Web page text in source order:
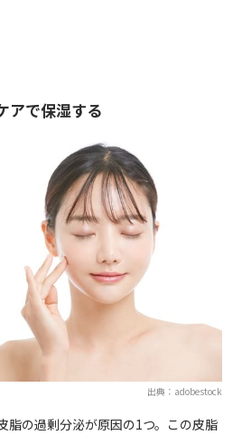
アで保湿する
出典：adobestock
脂の過剰分泌が原因の1つ。この皮脂